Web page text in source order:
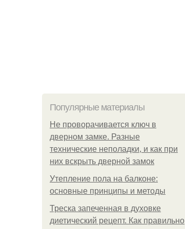
Популярные материалы
Не проворачивается ключ в
дверном замке. Разные
технические неполадки, и как при
них вскрыть дверной замок
Утепление пола на балконе:
основные принципы и методы
Треска запеченная в духовке
диетический рецепт. Как правильно